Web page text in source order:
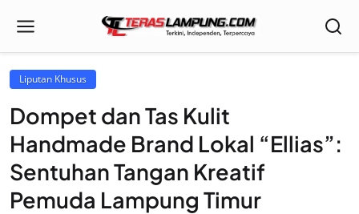
Liputan Khusus
Dompet dan Tas Kulit
Handmade Brand Lokal “Ellias”:
Sentuhan Tangan Kreatif
Pemuda Lampung Timur